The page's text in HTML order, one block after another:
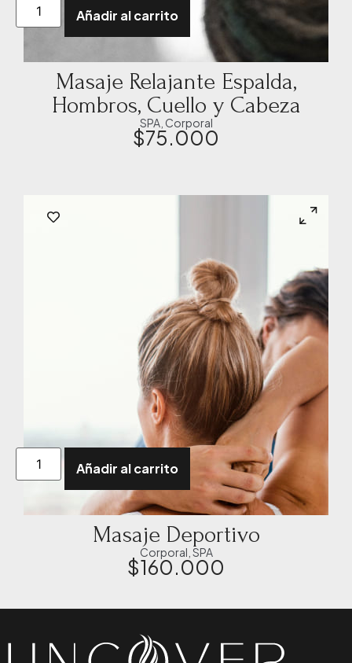
Añadir al carrito
Masaje Relajante Espalda,
Hombros, Cuello y Cabeza
SPA, Corporal
$75.000
Añadir al carrito
Masaje Deportivo
Corporal SPA
$160.000